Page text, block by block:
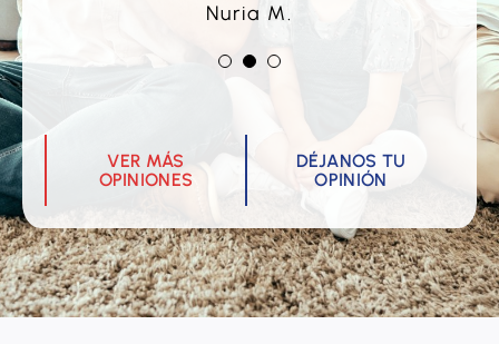
Miriam Pérez
Nuria M.
VER MÁS
OPINIONES
DÉJANOS TU
OPINIÓN